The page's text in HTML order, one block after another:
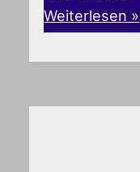
Weiterlesen »